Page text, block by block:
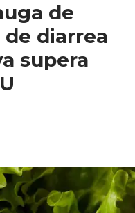
de
diarrea
supera